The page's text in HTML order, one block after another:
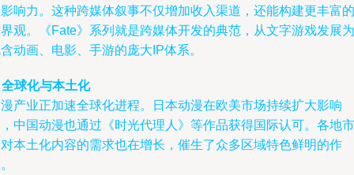
响力。这种跨媒体叙事不仅增加收入渠道，还能构建更丰富的
观。《Fate》系列就是跨媒体开发的典范，从文字游戏发展为
动画、电影、手游的庞大IP体系。
球化与本土化
产业正加速全球化进程。日本动漫在欧美市场持续扩大影响
中国动漫也通过《时光代理人》等作品获得国际认可。各地市
本土化内容的需求也在增长，催生了众多区域特色鲜明的作